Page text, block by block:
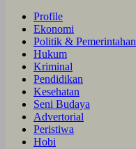
Profile
Ekonomi
Politik & Pemerintahan
Hukum
Kriminal
Pendidikan
Kesehatan
Seni Budaya
Advertorial
Peristiwa
Hobi